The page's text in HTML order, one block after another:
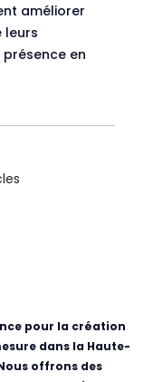
améliorer
leurs
en
pour la création
dans la Haute-
offrons des